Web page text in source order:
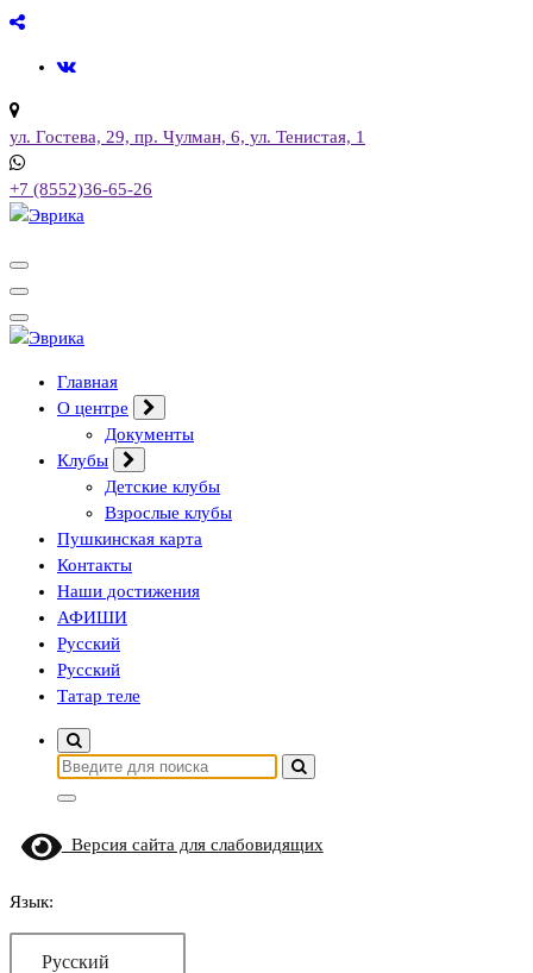
Перейти
содержимому
ул. Гостева, 29, пр. Чулман, 6, ул. Тенистая, 1
+7 (8552)36-65-26
Городской культурный центр, г. Набережные Челны
Городской культурный центр, г. Набережные Челны
Главная
О центре
Документы
Клубы
Детские клубы
Взрослые клубы
Пушкинская карта
Контакты
Наши достижения
АФИШИ
Русский
Русский
Татар теле
Найти:
Версия сайта для слабовидящих
Язык:
Русский